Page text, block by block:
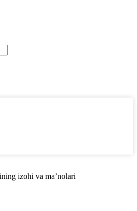
izohi va ma’nolari